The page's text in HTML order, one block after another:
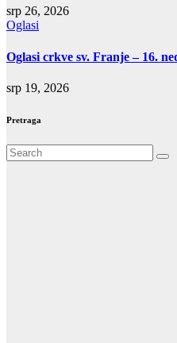
srp 26, 2026
Oglasi
Oglasi crkve sv. Franje – 16.
srp 19, 2026
Pretraga